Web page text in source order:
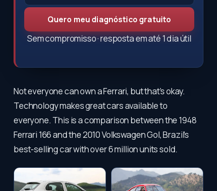
Quero meu diagnóstico gratuito
Sem compromisso · resposta em até 1 dia útil
Not everyone can own a Ferrari, but that’s okay.
Technology makes great cars available to
everyone. This is a comparison between the 1948
Ferrari 166 and the 2010 Volkswagen Gol, Brazil’s
best-selling car with over 6 million units sold.